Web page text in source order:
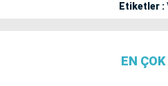
Etiketler :
EN